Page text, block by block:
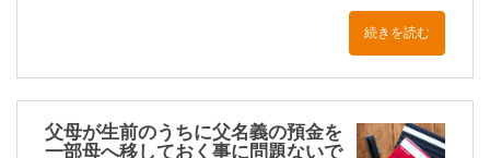
続きを読む
父母が生前のうちに父名義の預金を
一部母へ移しておく事に問題ないで